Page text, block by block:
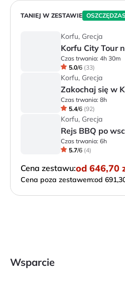
TANIEJ W ZESTAWIE
Korfu, Grecja
Korfu City Tour
Czas trwania: 4h 30m
5.0/6 (33)
Korfu, Grecja
Zakochaj się w
Czas trwania: 8h
5.4/6 (92)
Korfu, Grecja
Czas trwania: 6h
5.7/6 (4)
Cena zestawu:od 646,70
Cena poza zestawem:od
Wsparcie